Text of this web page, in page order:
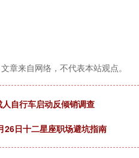
章来自网络，不代表本站观点。
自行车启动反倾销调查
26日十二星座职场避坑指南